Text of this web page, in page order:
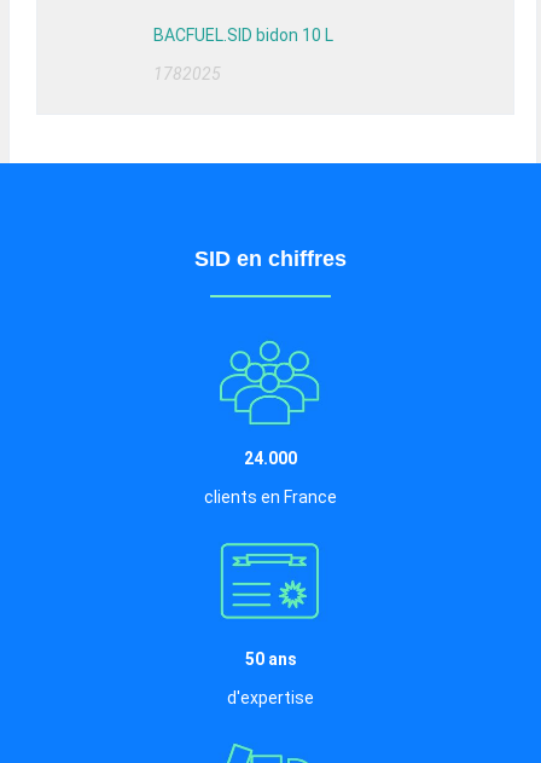
BACFUEL.SID bidon 10 L
1782025
SID en chiffres
24.000
clients en France
50 ans
d'expertise